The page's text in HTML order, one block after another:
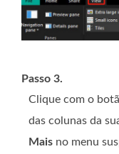
Passo 3.
Clique com o
das colunas da
Mais no menu